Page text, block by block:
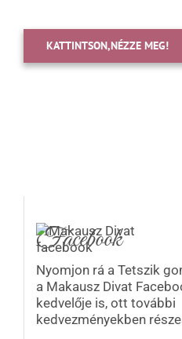
KATTINTSON,NÉZZE MEG!
Facebook
Nyomjon rá a Tetszik
a Makausz Divat
kedvelője is, ott további
kedvezményekben